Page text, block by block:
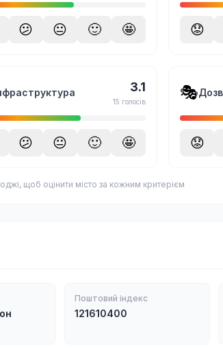
😕 😐 🙂 🤩 😟
3.1
15 голосів
😕 😐 🙂 🤩
🎭
😟
щоб оцінити місто за кожним критерієм
Поштовий індекс
121610400